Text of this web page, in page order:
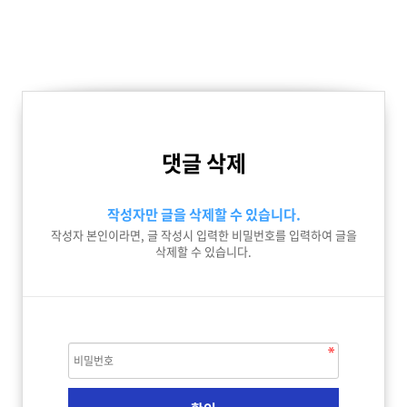
댓글 삭제
작성자만 글을 삭제할 수 있습니다.
작성자 본인이라면, 글 작성시 입력한 비밀번호를 입력하여 글을
삭제할 수 있습니다.